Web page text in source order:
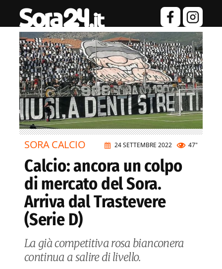
24 SETTEMBRE 2022 47"
SORA CALCIO
Calcio: ancora un colpo
di mercato del Sora.
Arriva dal Trastevere
(Serie D)
La già competitiva rosa bianconera
continua a salire di livello.